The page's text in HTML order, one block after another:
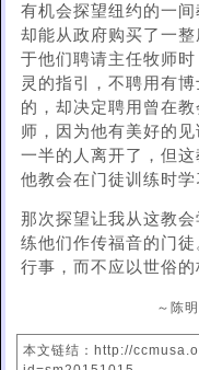
有机会探望纽约的一
却能从政府购买了一
于他们聘请主任牧师
灵的指引，不聘用有
的，却决定聘用曾在
师，因为他有美好的
一半的人离开了，但
他教会在门徒训练时学
那次探望让我从这教
练他们作传福音的门
行事，而不应以世俗的
～陈
本文链结：http://